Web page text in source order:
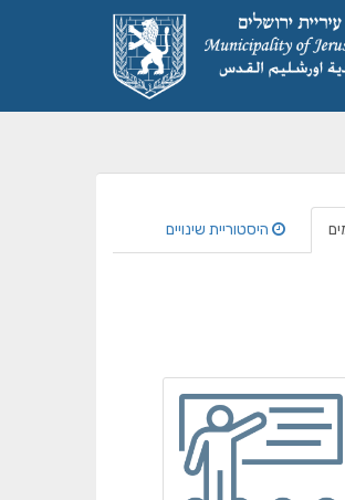
היסטוריית שינויים